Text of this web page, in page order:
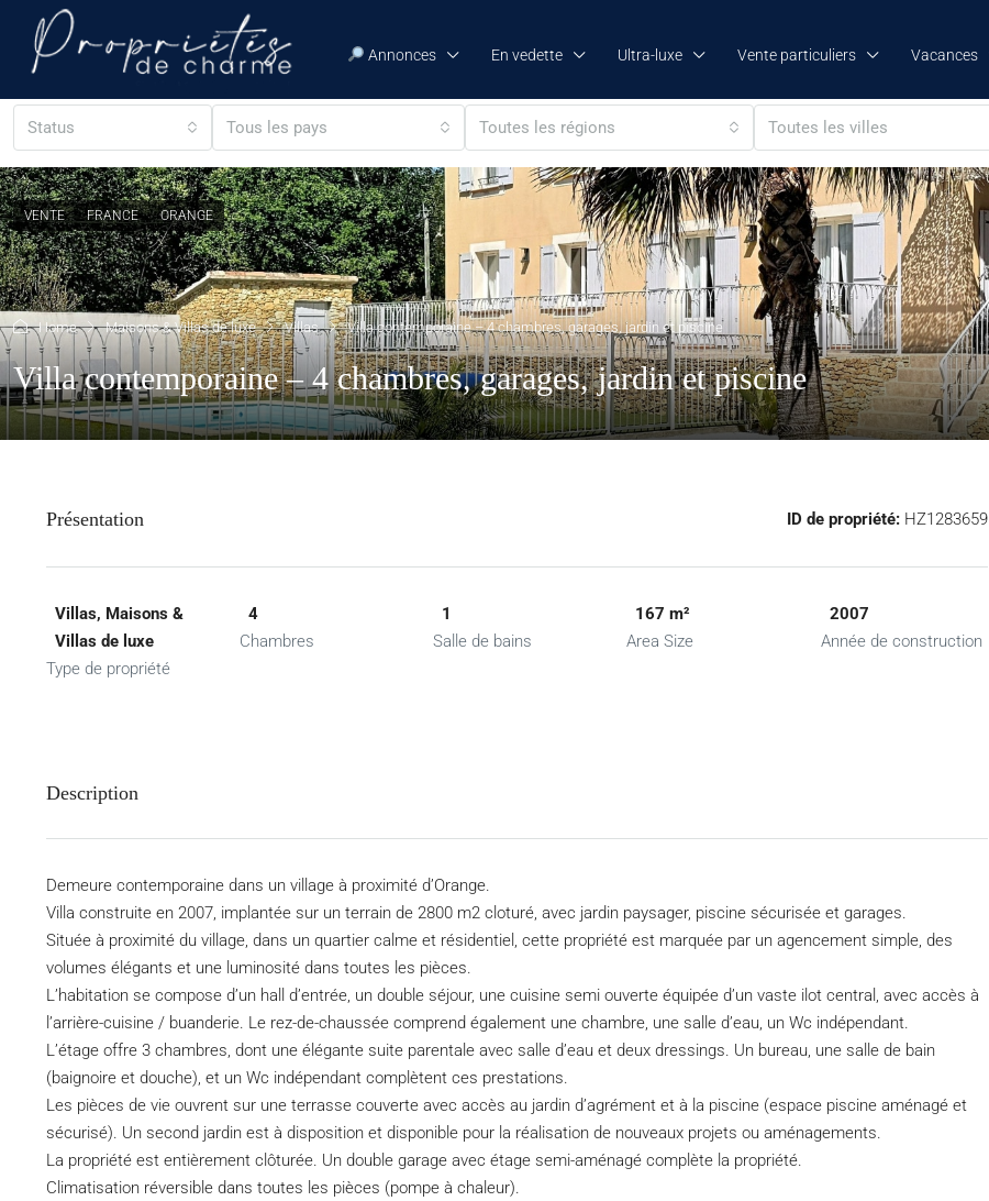
Annonces En vedette Ultra-luxe Vente particuliers Vacances
Status Tous les pays Toutes les régions Toutes les villes
VENTE FRANCE ORANGE
Home Maisons & Villas de luxe Villas Villa contemporaine – 4 chambres, garages, jardin et piscine
Villa contemporaine – 4 chambres, garages, jardin et piscine
Présentation ID de propriété:HZ1283659
Villas, Maisons &
Villas de luxe
Type de propriété
4
Chambres
1
Salle de bains
167 m²
Area Size
2007
Année de construction
Description
Demeure contemporaine dans un village à proximité d’Orange.
Villa construite en 2007, implantée sur un terrain de 2800 m2 cloturé, avec jardin paysager, piscine sécurisée et garages.
Située à proximité du village, dans un quartier calme et résidentiel, cette propriété est marquée par un agencement simple, des
volumes élégants et une luminosité dans toutes les pièces.
L’habitation se compose d’un hall d’entrée, un double séjour, une cuisine semi ouverte équipée d’un vaste ilot central, avec accès à
l’arrière-cuisine / buanderie. Le rez-de-chaussée comprend également une chambre, une salle d’eau, un Wc indépendant.
L’étage offre 3 chambres, dont une élégante suite parentale avec salle d’eau et deux dressings. Un bureau, une salle de bain
(baignoire et douche), et un Wc indépendant complètent ces prestations.
Les pièces de vie ouvrent sur une terrasse couverte avec accès au jardin d’agrément et à la piscine (espace piscine aménagé et
sécurisé). Un second jardin est à disposition et disponible pour la réalisation de nouveaux projets ou aménagements.
La propriété est entièrement clôturée. Un double garage avec étage semi-aménagé complète la propriété.
Climatisation réversible dans toutes les pièces (pompe à chaleur).